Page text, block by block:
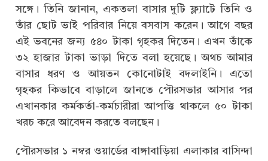
সঙ্গে। তিনি জানান, একতলা বাসার দুটি ফ্ল্যাটে তিনি ও
তাঁর ছোট ভাই পরিবার নিয়ে বসবাস করেন। আগে বছর
এই ভবনের জন্য ৫৪০ টাকা গৃহকর দিতেন। এখন তাঁকে
৩২ হাজার টাকা ভাড়া দিতে বলা হয়েছে। অথচ আমার
বাসার ধরণ ও আয়তন কোনোটাই বদলাইনি। এতো
গৃহকর কিভাবে বাড়ালে জানতে পৌরসভার আসার পর
এখানকার কর্মকর্তা-কর্মচারীরা আপত্তি থাকলে ৫০ টাকা
খরচ করে আবেদন করতে বলছেন।
পৌরসভার ১ নম্বর ওয়ার্ডের বাঙ্গাবাড়িয়া এলাকার বাসিন্দা